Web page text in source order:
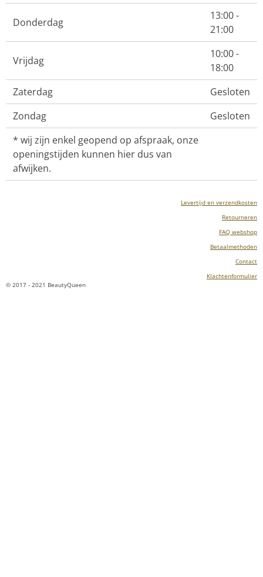
Donderdag
13:00 -
21:00
Vrijdag
10:00 -
18:00
Zaterdag
Gesloten
Zondag
Gesloten
* wij zijn enkel geopend op afspraak, onze
openingstijden kunnen hier dus van
afwijken.
Levertijd en verzendkosten
Retourneren
FAQ webshop
Betaalmethoden
Contact
Klachtenformulier
© 2017 - 2021 BeautyQueen